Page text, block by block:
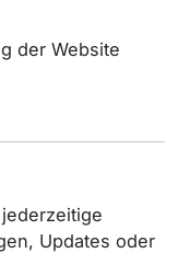
der Website
Updates oder